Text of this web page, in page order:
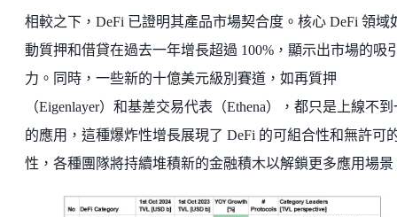
相較之下，DeFi 已證明其產品市場契合度。核心 DeFi 領域
動質押和借貸在過去一年增長超過 100%，顯示出市場的吸
力。同時，一些新的十億美元級別賽道，如再質押
（Eigenlayer）和基差交易代表（Ethena），都只是上線不
的應用，這種爆炸性增長展現了 DeFi 的可組合性和無許可
性，各種團隊將持續堆積新的金融積木以解鎖更多應用場景